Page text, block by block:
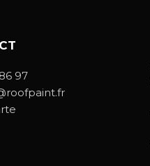
97